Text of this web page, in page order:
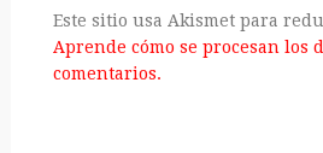
Este sitio usa Akismet para
Aprende cómo se procesan los
comentarios.